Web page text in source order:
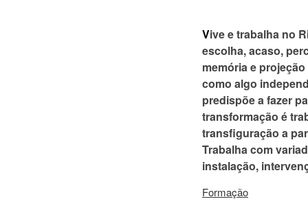
Vive e trabalha no
escolha, acaso,
memória e
como algo
predispõe a fazer
transformação é
transfiguração a
Trabalha com
instalação,
Formação